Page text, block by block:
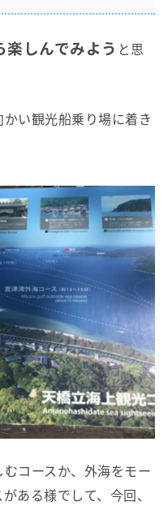
しんでみよう と思
い観光船乗り場に着き
コースか、外海をモー
ある様でして、今回、